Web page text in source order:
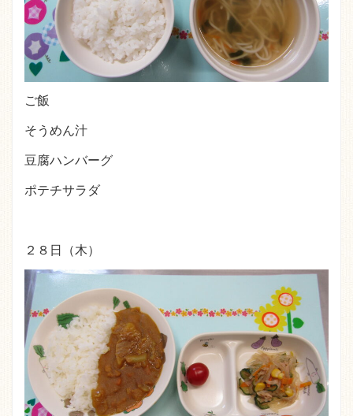
ご飯
そうめん汁
豆腐ハンバーグ
ポテチサラダ
２８日（木）